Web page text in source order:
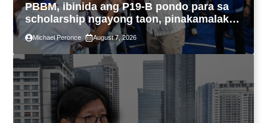
PBBM, ibinida ang P19-B pondo para sa
scholarship ngayong taon, pinakamalaki
sa kasaysayan ng TESDA
Michael Peronce August 7, 2026